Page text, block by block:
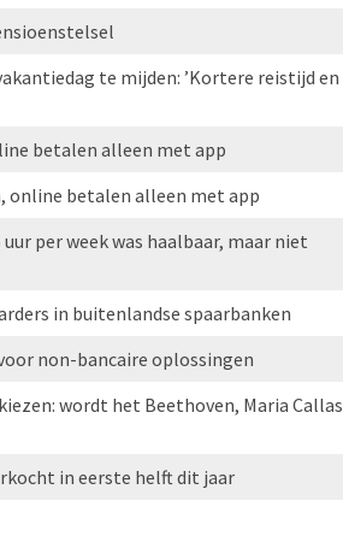
te mijden: ’Kortere reistijd en
betalen alleen met app
online betalen alleen met app
per week was haalbaar, maar niet
in buitenlandse spaarbanken
non-bancaire oplossingen
wordt het Beethoven, Maria Callas
in eerste helft dit jaar